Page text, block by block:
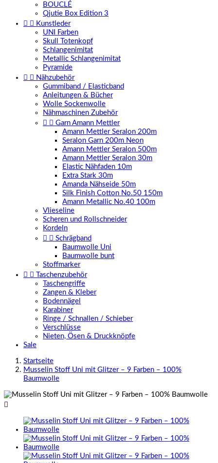
BOUCLÉ
Qjutie Box Edition 3
  Kunstleder
UNI Farben
Skull Totenkopf
Schlangenimitat
Metallic Schlangenimitat
Pyramide
  Nähzubehör
Gummiband / Elasticband
Anleitungen & Bücher
Wolle Sockenwolle
Nähmaschinen Zubehör
  Garn Amann Mettler
Amann Mettler Seralon 200m
Seralon Garn 200m Neon
Amann Mettler Seralon 500m
Amann Mettler Seralon 30m
Elastic Nähfaden 10m
Extra Stark 30m
Amanda Nähseide 50m
Silk Finish Cotton No.50 150m
Amann Metallic No.40 100m
Vlieseline
Scheren und Rollschneider
Kordeln
  Schrägband
Baumwolle Uni
Baumwolle bunt
Stoffmarker
 
Taschenzubehör
Taschengriffe
Zangen & Kleber
Bodennägel
Karabiner
Ringe / Schnallen / Schieber
Verschlüsse
Nieten, Ösen & Druckknöpfe
Sale
Startseite
Musselin Stoff Uni mit Glitzer – 9 Farben – 100%
Baumwolle
